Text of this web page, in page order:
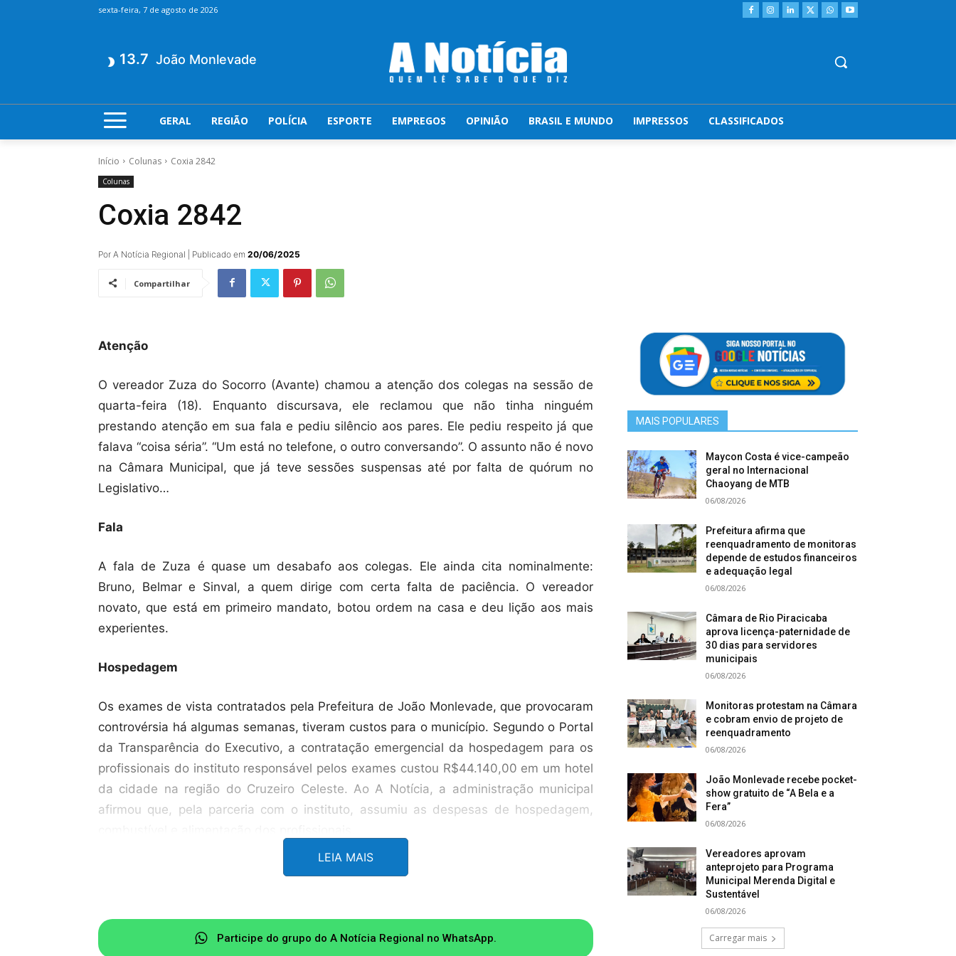
sexta-feira, 7 de agosto de 2026
13.7 João Monlevade
GERAL REGIÃO POLÍCIA ESPORTE EMPREGOS OPINIÃO BRASIL E MUNDO IMPRESSOS CLASSIFICADOS
Início Colunas Coxia 2842
Colunas
Coxia 2842
Por A Notícia Regional | Publicado em 20/06/2025
Compartilhar
Atenção
O vereador Zuza do Socorro (Avante) chamou a atenção dos colegas na sessão de
quarta-feira (18). Enquanto discursava, ele reclamou que não tinha ninguém
prestando atenção em sua fala e pediu silêncio aos pares. Ele pediu respeito já que
falava “coisa séria”. “Um está no telefone, o outro conversando”. O assunto não é novo
na Câmara Municipal, que já teve sessões suspensas até por falta de quórum no
Legislativo…
Fala
A fala de Zuza é quase um desabafo aos colegas. Ele ainda cita nominalmente:
Bruno, Belmar e Sinval, a quem dirige com certa falta de paciência. O vereador
novato, que está em primeiro mandato, botou ordem na casa e deu lição aos mais
experientes.
Hospedagem
Os exames de vista contratados pela Prefeitura de João Monlevade, que provocaram
controvérsia há algumas semanas, tiveram custos para o município. Segundo o Portal
da Transparência do Executivo, a contratação emergencial da hospedagem para os
profissionais do instituto responsável pelos exames custou R$44.140,00 em um hotel
da cidade na região do Cruzeiro Celeste. Ao A Notícia, a administração municipal
afirmou que, pela parceria com o instituto, assumiu as despesas de hospedagem,
pouco tempo para apreciar projetos do Executivo sobre empréstimos a serem
contraídos pela administração. Segundo eles, a exemplo do Código Tributário, a
LEIA MAIS
Participe do grupo do A Notícia Regional no WhatsApp.
MAIS POPULARES
Maycon Costa é vice-campeão
geral no Internacional
Chaoyang de MTB
06/08/2026
Prefeitura afirma que
reenquadramento de monitoras
depende de estudos financeiros
e adequação legal
06/08/2026
Câmara de Rio Piracicaba
aprova licença-paternidade de
30 dias para servidores
municipais
06/08/2026
Monitoras protestam na Câmara
e cobram envio de projeto de
reenquadramento
06/08/2026
João Monlevade recebe pocket-
show gratuito de “A Bela e a
Fera”
06/08/2026
Vereadores aprovam
anteprojeto para Programa
Municipal Merenda Digital e
Sustentável
06/08/2026
Carregar mais